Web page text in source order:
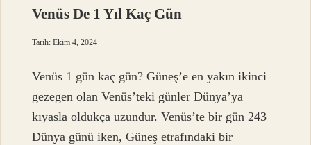
Venüs De 1 Yıl Kaç Gün
Tarih: Ekim 4, 2024
Venüs 1 gün kaç gün? Güneş’e en yakın ikinci
gezegen olan Venüs’teki günler Dünya’ya
kıyasla oldukça uzundur. Venüs’te bir gün 243
Dünya günü iken, Güneş etrafındaki bir